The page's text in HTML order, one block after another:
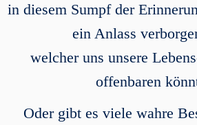
in diesem Sumpf der
ein Anlass
welcher uns unsere
offenbaren
Oder gibt es viele wahre